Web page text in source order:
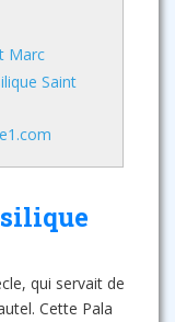
Marc
Saint
qui servait de
Cette Pala